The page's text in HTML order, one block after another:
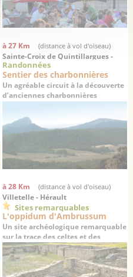
à 27 Km (distance à vol d'oiseau)
Sainte-Croix de Quintillargues -
Hérault
Randonnées
Sentier des charbonnières
Un agréable circuit à la découverte
d’anciennes charbonnières
à 28 Km (distance à vol d'oiseau)
Villetelle - Hérault
Sites remarquables
L'oppidum d'Ambrussum
Un site archéologique remarquable
sur la trace des celtes et des
romains